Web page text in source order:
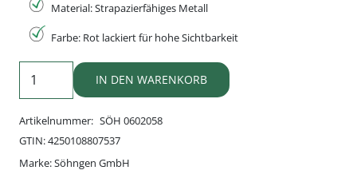
Material: Strapazierfähiges Metall
Farbe: Rot lackiert für hohe Sichtbarkeit
Wandbehälter
für
Löschdecke
Menge
IN DEN WARENKORB
Artikelnummer: SÖH 0602058
GTIN:4250108807537
Marke:Söhngen GmbH